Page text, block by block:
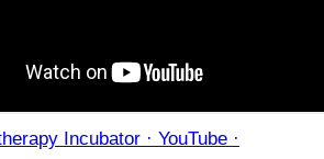
Incubator · YouTube ·